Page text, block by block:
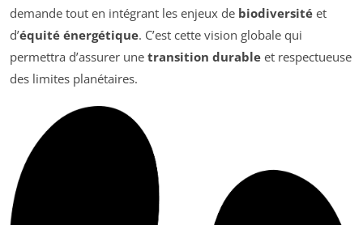
demande tout en intégrant les enjeux de biodiversité et
d’équité énergétique. C’est cette vision globale qui
permettra d’assurer une transition durable et respectueuse
des limites planétaires.